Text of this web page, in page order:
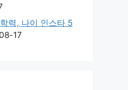
력, 나이 인스타 5
17